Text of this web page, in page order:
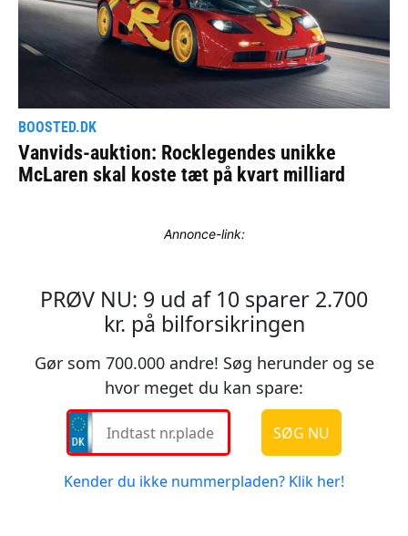
Annonce-link: